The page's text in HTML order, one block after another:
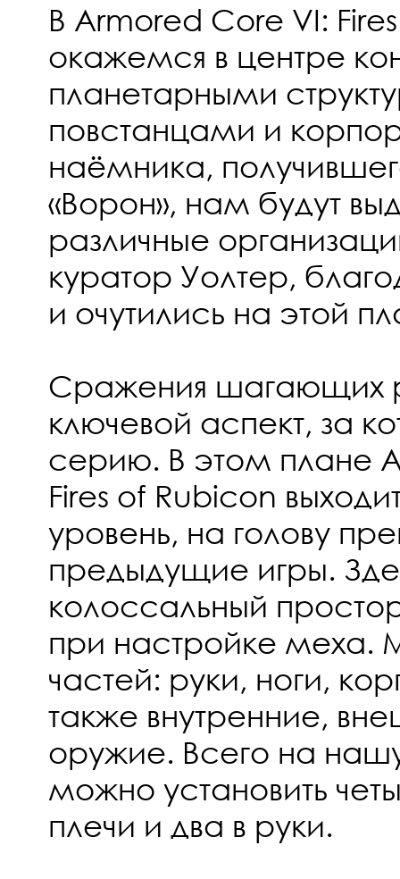
В Armored Core VI:
окажемся в центре
планетарными
повстанцами и
наёмника,
«Ворон», нам будут
различные
куратор Уолтер,
и очутились на этой
Сражения шагающих
ключевой аспект, за
серию. В этом плане
Fires of Rubicon
уровень, на голову
предыдущие игры.
колоссальный
при настройке меха.
частей: руки, ноги,
также внутренние,
оружие. Всего на
можно установить
плечи и два в руки.